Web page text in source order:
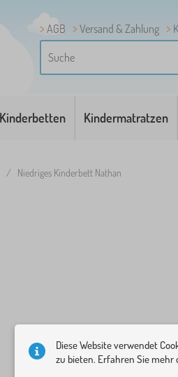
AGB Versand & Zahlung
Kinderbetten Kindermatratzen
/ Niedriges Kinderbett Nathan
Diese Website verwendet
zu bieten. Erfahren Sie mehr